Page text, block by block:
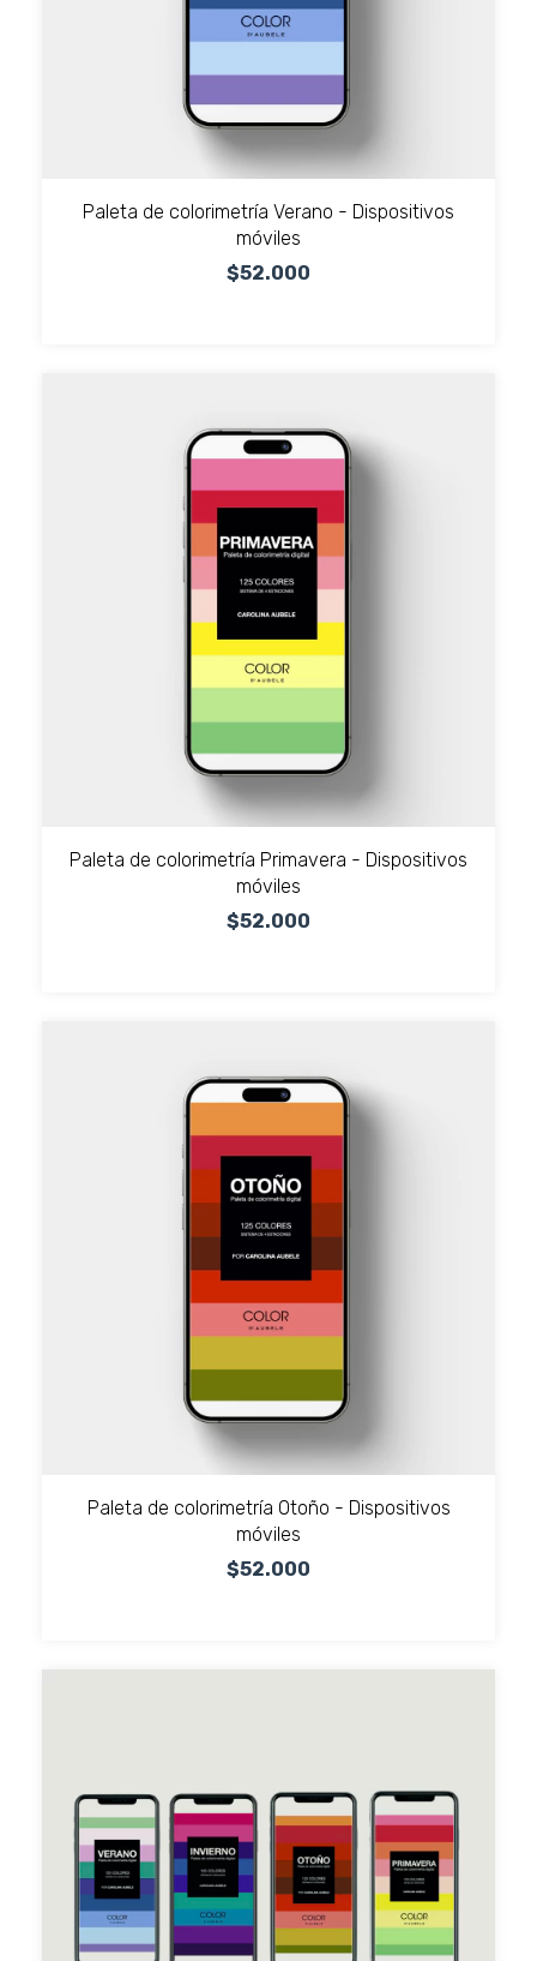
Paleta de colorimetría Verano - Dispositivos
móviles
$52.000
Paleta de colorimetría Primavera - Dispositivos
móviles
$52.000
Paleta de colorimetría Otoño - Dispositivos
móviles
$52.000